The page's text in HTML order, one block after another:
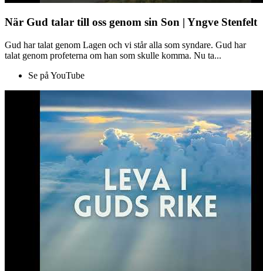
När Gud talar till oss genom sin Son | Yngve Stenfelt
Gud har talat genom Lagen och vi står alla som syndare. Gud har
talat genom profeterna om han som skulle komma. Nu ta...
Se på YouTube